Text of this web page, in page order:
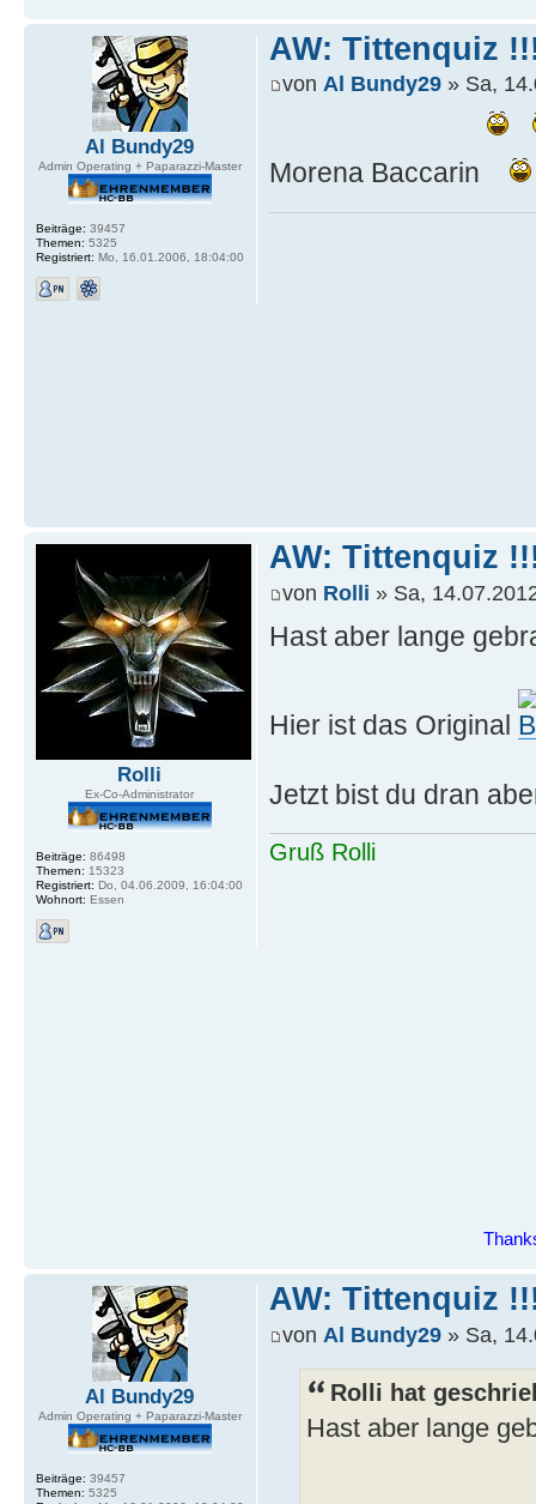
Al Bundy29
Admin Operating + Paparazzi-Master
Beiträge: 39457
Themen: 5325
Registriert: Mo, 16.01.2006, 18:04:00
AW: Tittenquiz
von Al Bundy29 » Sa,
Morena Baccarin
Rolli
Ex-Co-Administrator
Beiträge: 86498
Themen: 15323
Registriert: Do, 04.06.2009, 16:04:00
Wohnort: Essen
AW: Tittenquiz
von Rolli » Sa,
Hast aber lange
Hier ist das Original
Jetzt bist du dran
Gruß Rolli
Al Bundy29
Admin Operating + Paparazzi-Master
Beiträge: 39457
Themen: 5325
AW: Tittenquiz
von Al Bundy29 » Sa,
Rolli hat
Hast aber lange